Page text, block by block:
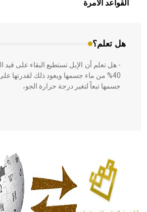
القواعد الآمرة
هل تعلم؟
المعمار على بناء مداميكه وخاصة في
- هل تعلم أن الإبل تستطيع البقاء على قيد
40% من ماء جسمها ويعود ذلك لقدرتها
جسمها تبعاً لتغير درجة حرارة الجو،
الحكم، الأدلة، تنظيم التغذية، ورسالته
له الفضل بأنه حرر الطب من الدين